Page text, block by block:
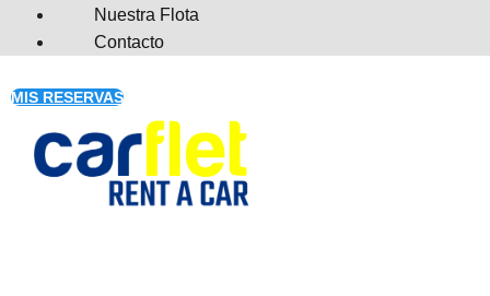
Nuestra Flota
Contacto
MIS RESERVAS